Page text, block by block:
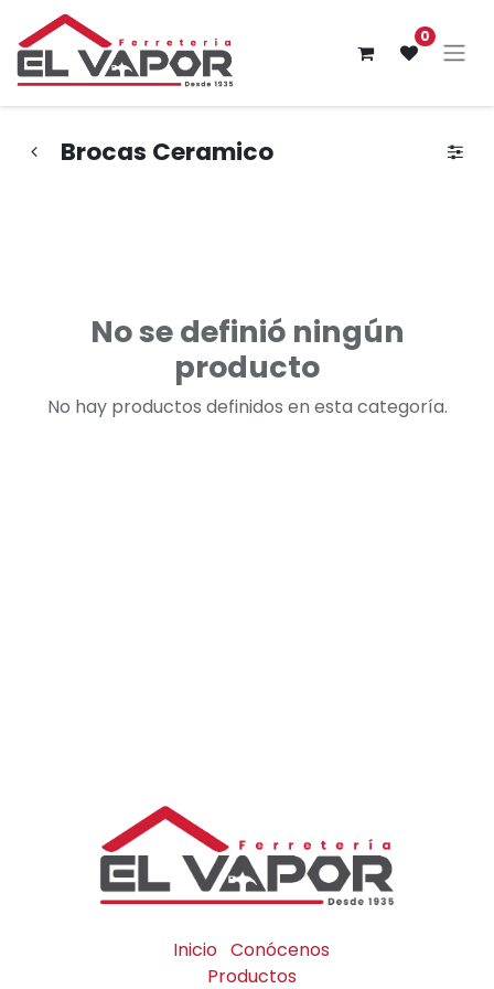
0
Brocas Ceramico
No se definió ningún
producto
No hay productos definidos en esta categoría.
Inicio Conócenos
Productos